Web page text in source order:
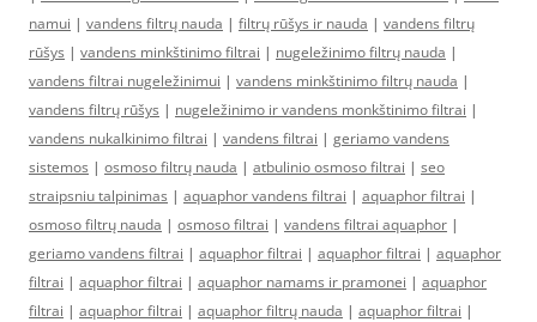
namui | vandens filtrų nauda | filtrų rūšys ir nauda | vandens filtrų
rūšys | vandens minkštinimo filtrai | nugeležinimo filtrų nauda |
vandens filtrai nugeležinimui | vandens minkštinimo filtrų nauda |
vandens filtrų rūšys | nugeležinimo ir vandens monkštinimo filtrai |
vandens nukalkinimo filtrai | vandens filtrai | geriamo vandens
sistemos | osmoso filtrų nauda | atbulinio osmoso filtrai | seo
straipsniu talpinimas | aquaphor vandens filtrai | aquaphor filtrai |
osmoso filtrų nauda | osmoso filtrai | vandens filtrai aquaphor |
geriamo vandens filtrai | aquaphor filtrai | aquaphor filtrai | aquaphor
filtrai | aquaphor filtrai | aquaphor namams ir pramonei | aquaphor
filtrai | aquaphor filtrai | aquaphor filtrų nauda | aquaphor filtrai |